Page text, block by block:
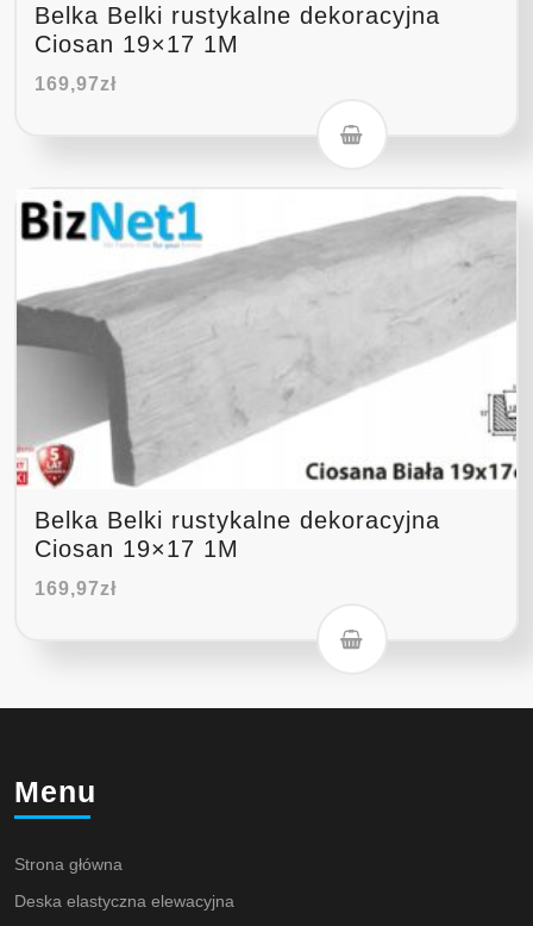
Belka Belki rustykalne dekoracyjna
Ciosan 19×17 1M
169,97zł
Belka Belki rustykalne dekoracyjna
Ciosan 19×17 1M
169,97zł
Menu
Strona główna
Deska elastyczna elewacyjna